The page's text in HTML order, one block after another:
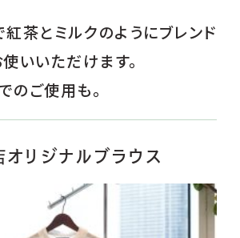
紅茶とミルクのようにブレンド
使いいただけます。
のご使用も。
リジナルブラウス